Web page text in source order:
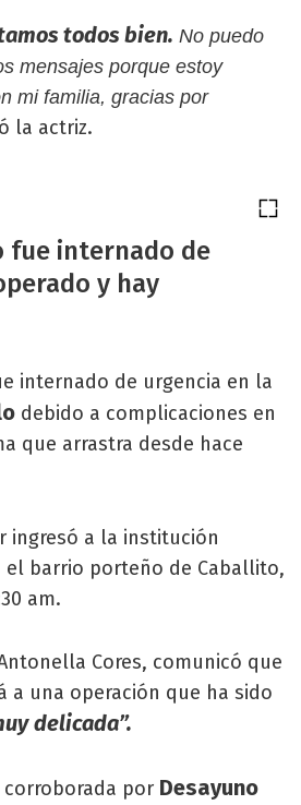
todos bien. No puedo
mensajes porque estoy
mi familia, gracias por
la actriz.
fue internado de
y hay
internado de urgencia en la
debido a complicaciones en
que arrastra desde hace
ingresó a la institución
el barrio porteño de Caballito,
am.
Cores, comunicó que
a una operación que ha sido
delicada”.
por Desayuno